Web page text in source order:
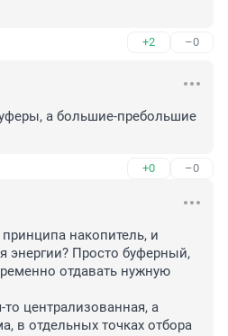
+2 –0
а большие-пребольшие
+0 –0
накопитель, и
энергии? Просто буферный,
отдавать нужную
то централизованная, а
в отдельных точках отбора